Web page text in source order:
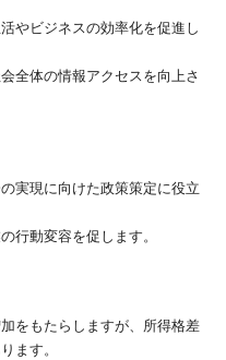
やビジネスの効率化を促進し
全体の情報アクセスを向上さ
実現に向けた政策策定に役立
行動変容を促します。
をもたらしますが、所得格差
ます。